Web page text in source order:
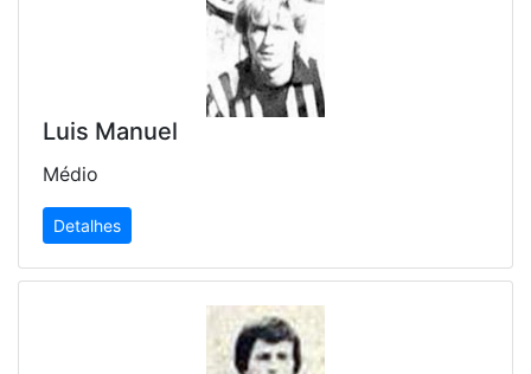
Luis Manuel
Médio
Detalhes